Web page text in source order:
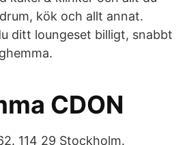
kök och allt annat.
ditt loungeset billigt, snabbt
CDON
114 29 Stockholm.